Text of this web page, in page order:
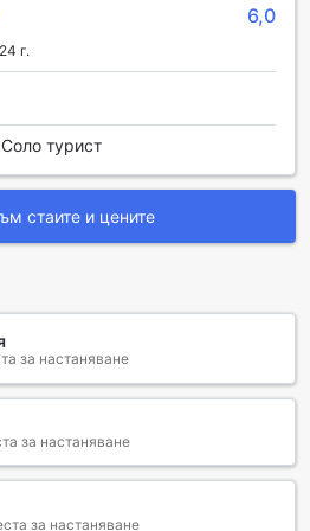
6,0
г.
турист
стаите и цените
за настаняване
за настаняване
за настаняване